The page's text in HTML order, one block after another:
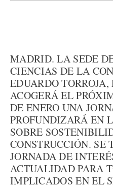
MADRID. LA SEDE
CIENCIAS DE LA
EDUARDO
ACOGERÁ EL
DE ENERO UNA
PROFUNDIZARÁ EN
SOBRE
CONSTRUCCIÓN. SE
JORNADA DE
ACTUALIDAD PARA
IMPLICADOS EN EL